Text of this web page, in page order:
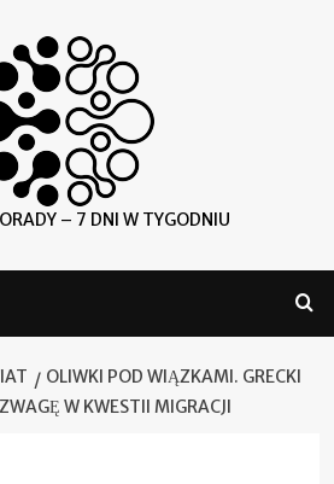
– 7 DNI W TYGODNIU
OLIWKI POD WIĄZKAMI. GRECKI
W KWESTII MIGRACJI